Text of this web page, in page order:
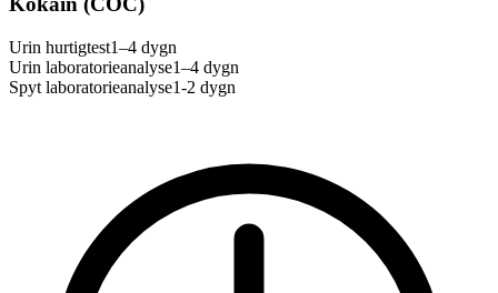
Urin hurtigtest1–4 dygn
Urin laboratorieanalyse1–4 dygn
Spyt laboratorieanalyse1-2 dygn